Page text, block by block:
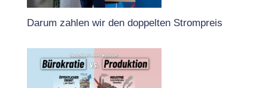
Darum zahlen wir den doppelten Strompreis